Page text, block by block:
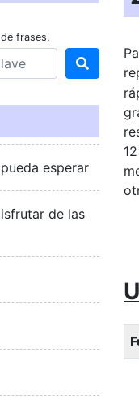
frases.
esperar
de las